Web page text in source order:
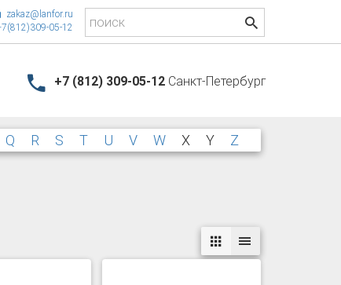
zakaz@lanfor.ru
05-12
+7 (812) 309-05-12 Санкт-Петербург
Q R S T U VW X Y Z